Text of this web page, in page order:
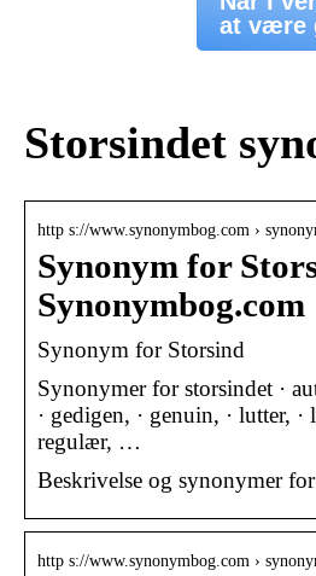
at være
Storsindet
http s://www.synonymbog.com ›
Synonym for
Synonymbog.com
Synonym for Storsind
Synonymer for storsindet ·
· gedigen, · genuin, · lutter,
regulær, …
Beskrivelse og synonymer
http s://www.synonymbog.com ›